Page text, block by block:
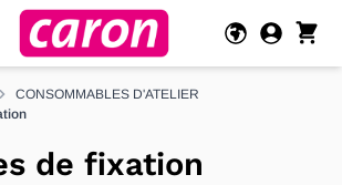
CONSOMMABLES D'ATELIER
de fixation